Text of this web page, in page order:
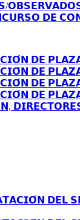
𝗗𝗘
𝗗𝗘
𝗗𝗘
𝗗𝗘
𝗗𝗘
𝗗𝗘𝗟